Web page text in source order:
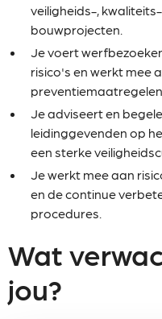
veiligheids-,
bouwprojecten.
Je voert
risico's en werkt mee
Je adviseert en
leidinggevenden op
een sterke
Je werkt mee aan
en de continue
procedures.
Wat
jou?